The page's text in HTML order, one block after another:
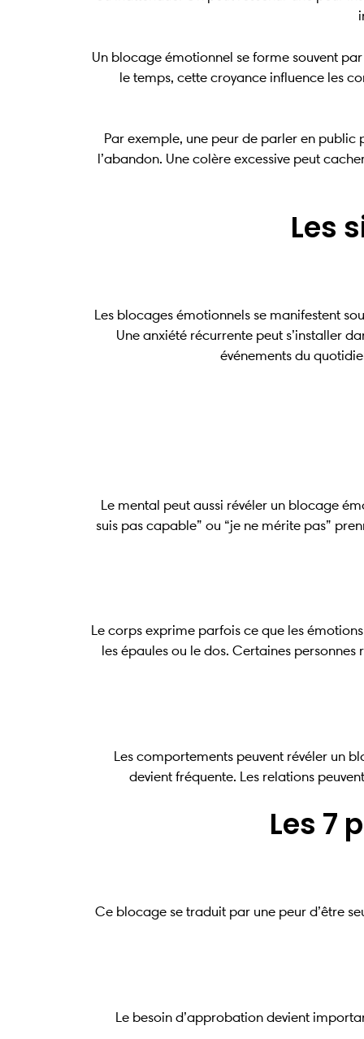
Un blocage émotionnel se forme souvent
le temps, cette croyance influence les
Par exemple, une peur de parler en public
l’abandon. Une colère excessive peut
Les
Les blocages émotionnels se manifestent
Une anxiété récurrente peut s’installer
événements du
Le mental peut aussi révéler un blocage
suis pas capable” ou “je ne mérite pas”
Le corps exprime parfois ce que les
les épaules ou le dos. Certaines
Les comportements peuvent révéler un
devient fréquente. Les relations
Les 7
Ce blocage se traduit par une peur d’être
Le besoin d’approbation devient